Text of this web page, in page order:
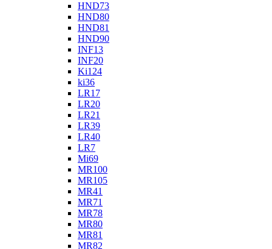
HND73
HND80
HND81
HND90
INF13
INF20
Ki124
ki36
LR17
LR20
LR21
LR39
LR40
LR7
Mi69
MR100
MR105
MR41
MR71
MR78
MR80
MR81
MR82